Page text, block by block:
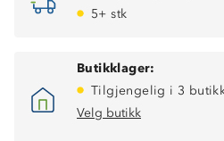
5+ stk
Butikklager:
Tilgjengelig i 3
Velg butikk